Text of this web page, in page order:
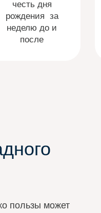
честь дня
рождения за
неделю до и
после
пользы может